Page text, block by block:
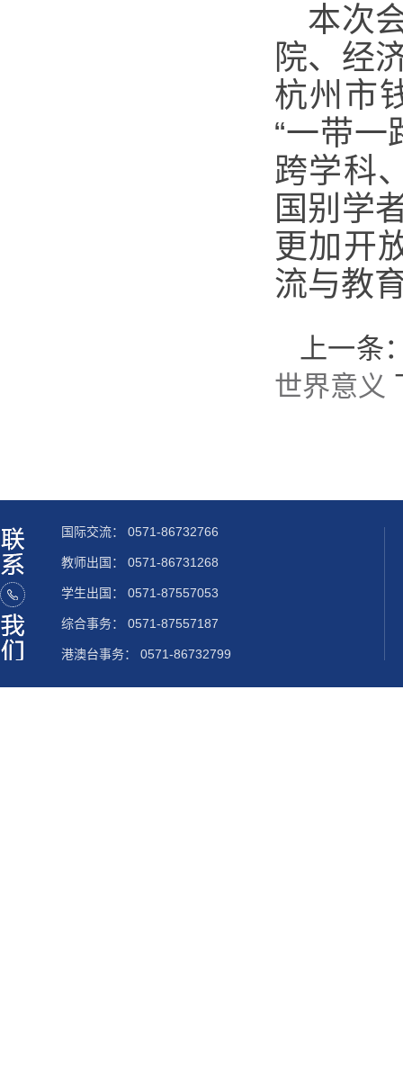
本次
院、经
杭州市
“一带
跨学科
国别学
更加开
流与教
上一条
世界意义
国际交流： 0571-86732766
教师出国： 0571-86731268
学生出国： 0571-87557053
综合事务： 0571-87557187
港澳台事务： 0571-86732799